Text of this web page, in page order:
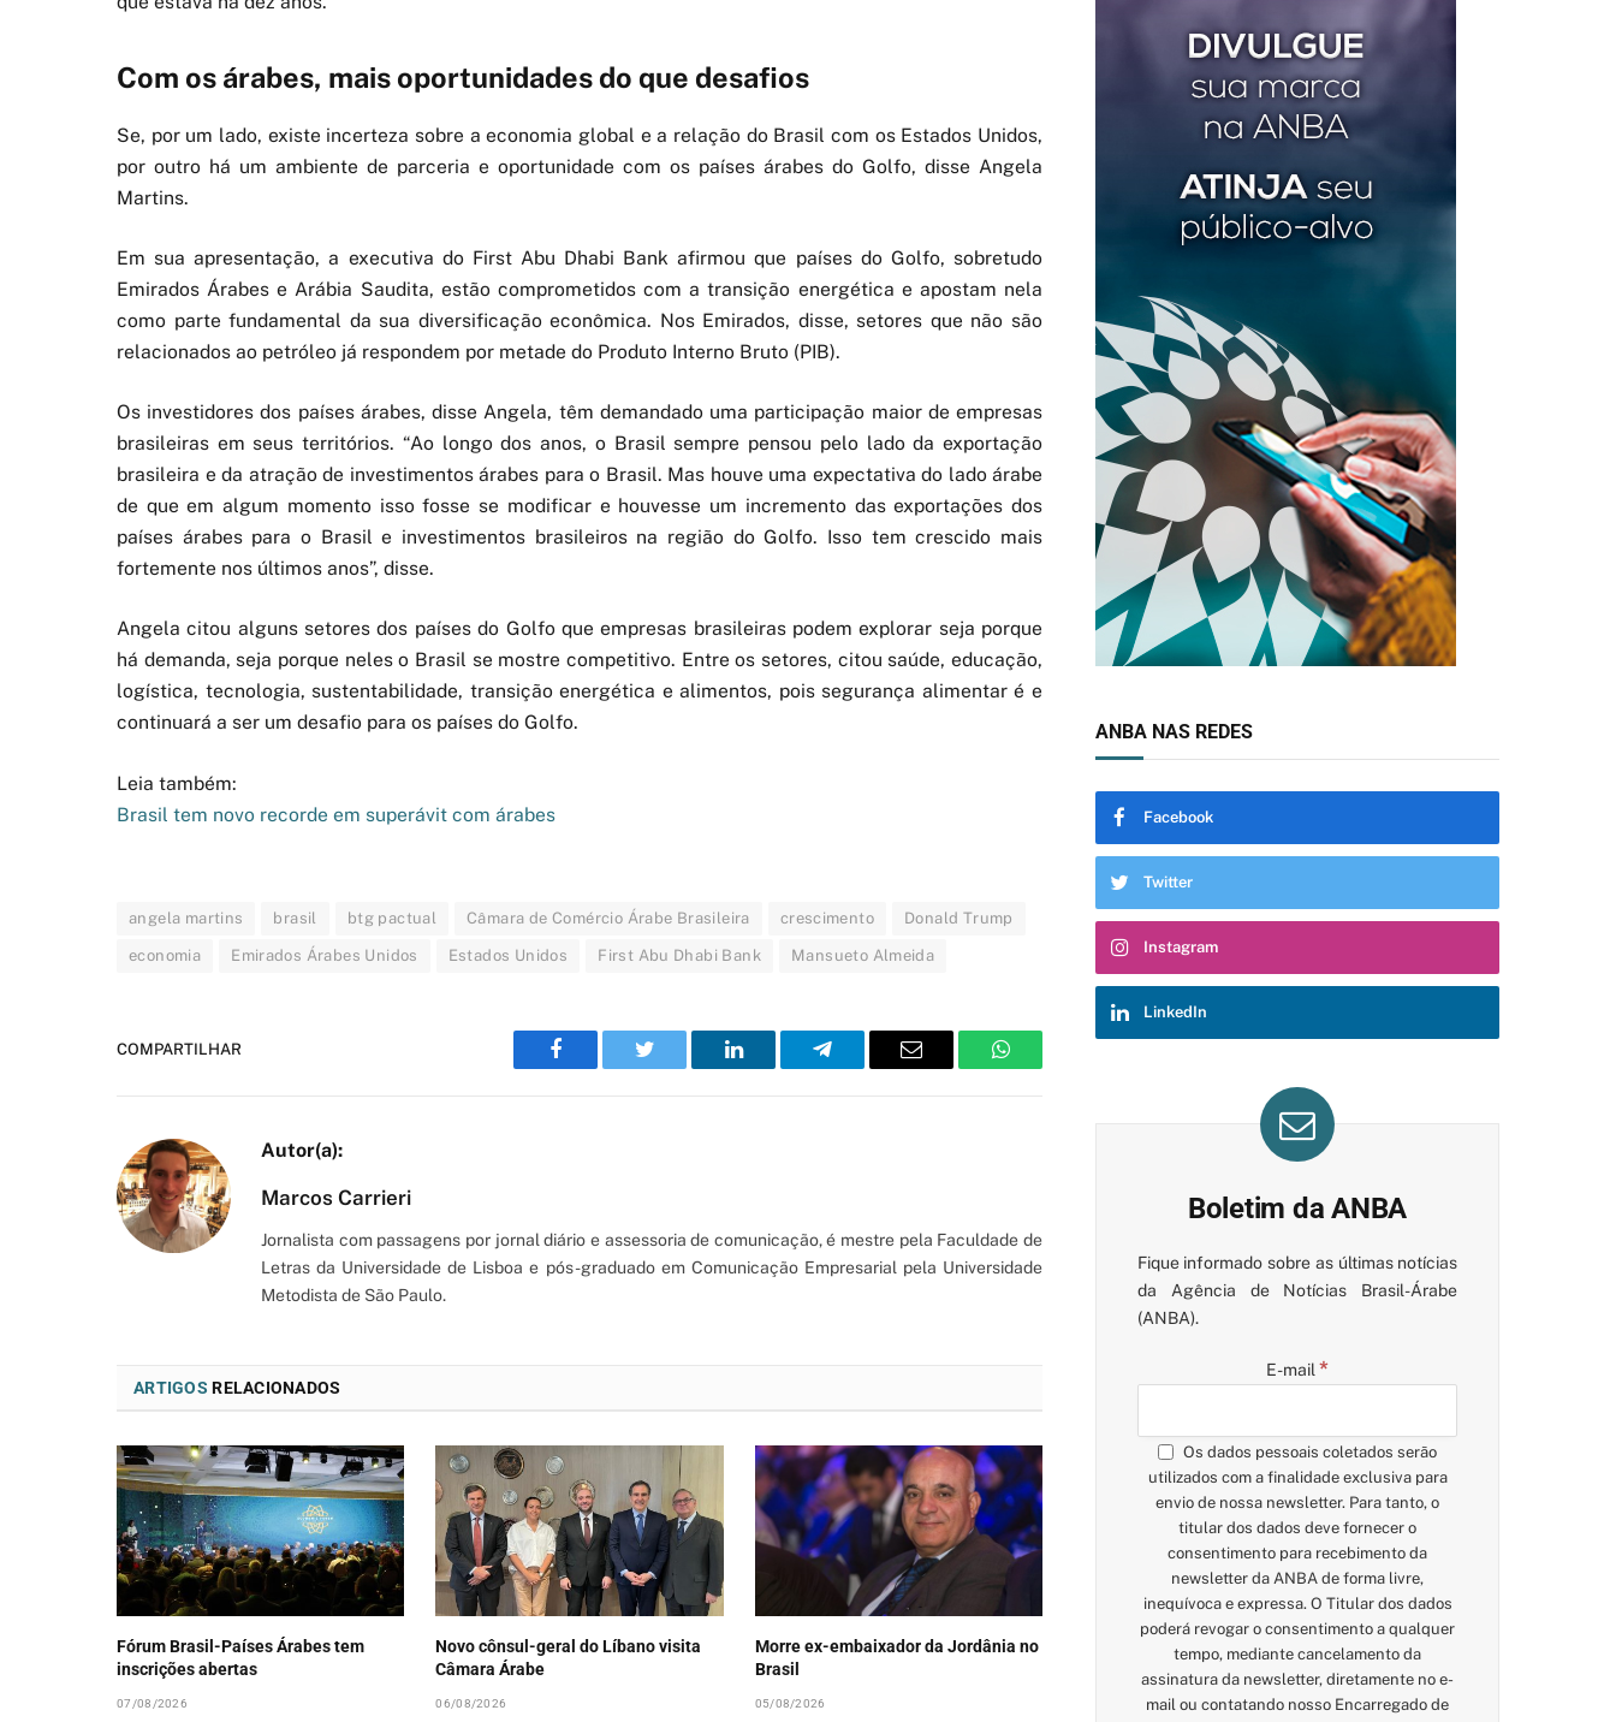
Com os árabes, mais oportunidades do que desafios
Se, por um lado, existe incerteza sobre a economia global e a relação do Brasil com os Estados Unidos,
por outro há um ambiente de parceria e oportunidade com os países árabes do Golfo, disse Angela
Martins.
Em sua apresentação, a executiva do First Abu Dhabi Bank afirmou que países do Golfo, sobretudo
Emirados Árabes e Arábia Saudita, estão comprometidos com a transição energética e apostam nela
como parte fundamental da sua diversificação econômica. Nos Emirados, disse, setores que não são
relacionados ao petróleo já respondem por metade do Produto Interno Bruto (PIB).
Os investidores dos países árabes, disse Angela, têm demandado uma participação maior de empresas
brasileiras em seus territórios. “Ao longo dos anos, o Brasil sempre pensou pelo lado da exportação
brasileira e da atração de investimentos árabes para o Brasil. Mas houve uma expectativa do lado árabe
de que em algum momento isso fosse se modificar e houvesse um incremento das exportações dos
países árabes para o Brasil e investimentos brasileiros na região do Golfo. Isso tem crescido mais
fortemente nos últimos anos”, disse.
Angela citou alguns setores dos países do Golfo que empresas brasileiras podem explorar seja porque
há demanda, seja porque neles o Brasil se mostre competitivo. Entre os setores, citou saúde, educação,
logística, tecnologia, sustentabilidade, transição energética e alimentos, pois segurança alimentar é e
continuará a ser um desafio para os países do Golfo.
Leia também:
Brasil tem novo recorde em superávit com árabes
angela martins brasil btg pactual Câmara de Comércio Árabe Brasileira crescimento Donald Trump
economia Emirados Árabes Unidos Estados Unidos First Abu Dhabi Bank Mansueto Almeida
COMPARTILHAR
Facebook Twitter LinkedIn Telegram Email WhatsApp
Marcos Carrieri
Jornalista com passagens por jornal diário e assessoria de comunicação, é mestre pela Faculdade de
Letras da Universidade de Lisboa e pós-graduado em Comunicação Empresarial pela Universidade
Metodista de São Paulo.
ARTIGOS RELACIONADOS
Fórum Brasil-Países Árabes tem
inscrições abertas
07/08/2026
Novo cônsul-geral do Líbano visita
Câmara Árabe
06/08/2026
Morre ex-embaixador da Jordânia no
Brasil
05/08/2026
ANBA NAS REDES
Facebook
Twitter
Instagram
LinkedIn
Boletim da ANBA
Fique informado sobre as últimas notícias
da Agência de Notícias Brasil-Árabe
(ANBA).
E-mail *
Os dados pessoais coletados serão
utilizados com a finalidade exclusiva para
envio de nossa newsletter. Para tanto, o
titular dos dados deve fornecer o
consentimento para recebimento da
newsletter da ANBA de forma livre,
inequívoca e expressa. O Titular dos dados
poderá revogar o consentimento a qualquer
tempo, mediante cancelamento da
assinatura da newsletter, diretamente no e-
mail ou contatando nosso Encarregado de